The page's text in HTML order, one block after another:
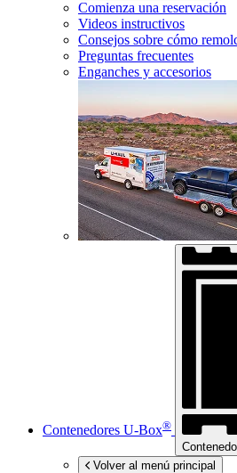
Comienza una reservación
Videos instructivos
Consejos sobre cómo
Preguntas frecuentes
Enganches y accesorios
Contenedores U-Box®
Volver al menú principal